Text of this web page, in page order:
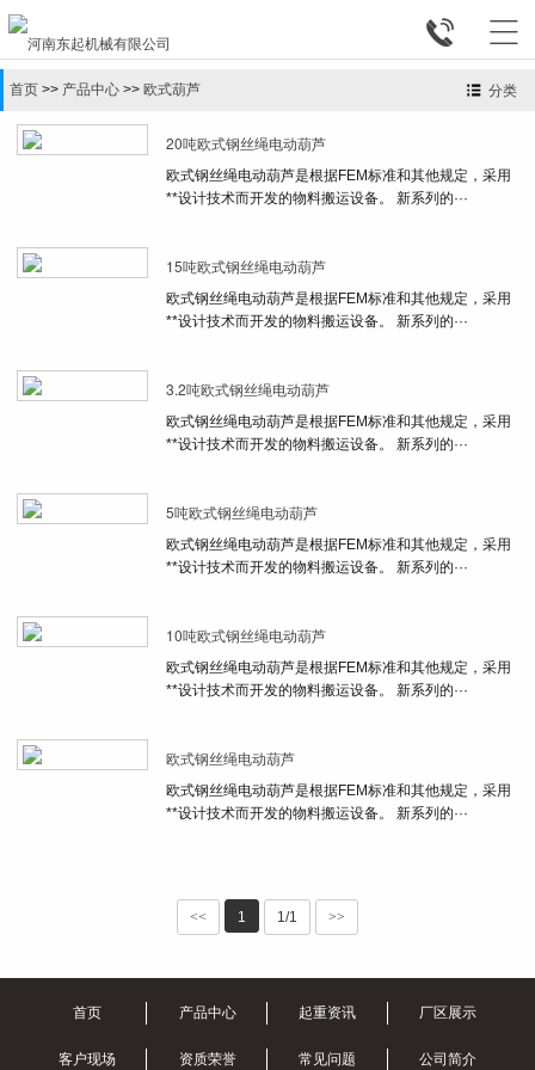


分类
首页 >> 产品中心 >> 欧式葫芦
20吨欧式钢丝绳电动葫芦
欧式钢丝绳电动葫芦是根据FEM标准和其他规定，采用
**设计技术而开发的物料搬运设备。 新系列的···
15吨欧式钢丝绳电动葫芦
欧式钢丝绳电动葫芦是根据FEM标准和其他规定，采用
**设计技术而开发的物料搬运设备。 新系列的···
3.2吨欧式钢丝绳电动葫芦
欧式钢丝绳电动葫芦是根据FEM标准和其他规定，采用
**设计技术而开发的物料搬运设备。 新系列的···
5吨欧式钢丝绳电动葫芦
欧式钢丝绳电动葫芦是根据FEM标准和其他规定，采用
**设计技术而开发的物料搬运设备。 新系列的···
10吨欧式钢丝绳电动葫芦
欧式钢丝绳电动葫芦是根据FEM标准和其他规定，采用
**设计技术而开发的物料搬运设备。 新系列的···
欧式钢丝绳电动葫芦
欧式钢丝绳电动葫芦是根据FEM标准和其他规定，采用
**设计技术而开发的物料搬运设备。 新系列的···
<< 1 1/1 >>
首页 产品中心 起重资讯 厂区展示
客户现场 资质荣誉 常见问题 公司简介